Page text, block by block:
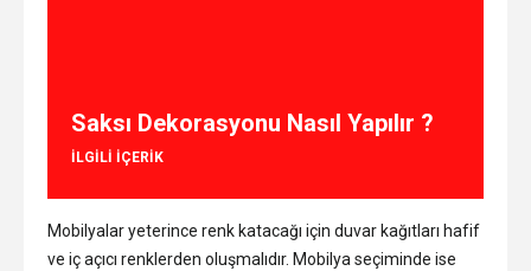
ILGILI IÇERIK
Saksı Dekorasyonu Nasıl Yapılır ?
Mobilyalar yeterince renk katacağı için duvar kağıtları hafif
ve iç açıcı renklerden oluşmalıdır. Mobilya seçiminde ise